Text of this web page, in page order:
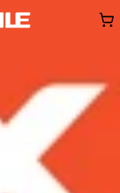
Tư vấnKhuyến
báo